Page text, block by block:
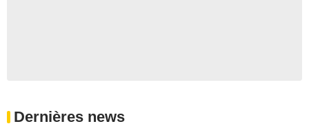
Dernières news